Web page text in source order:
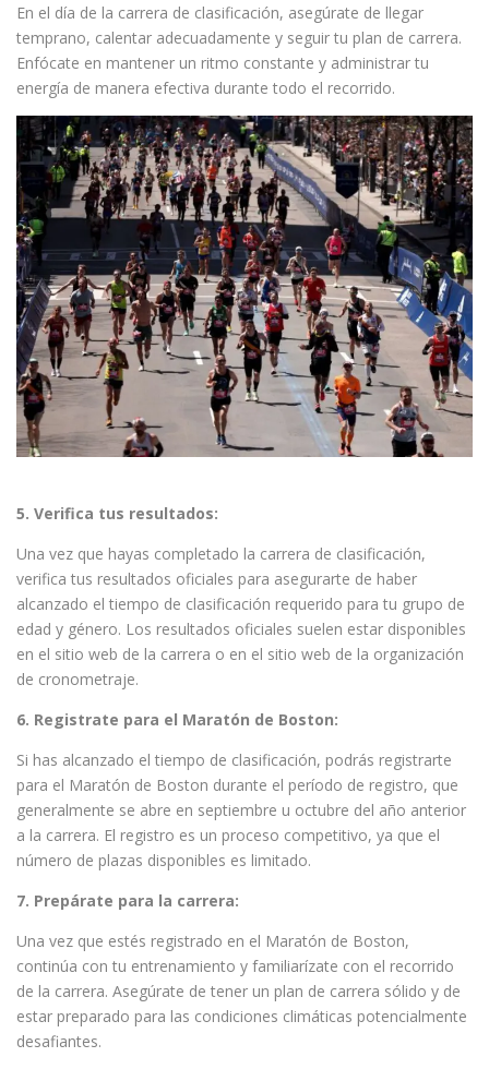
En el día de la carrera de clasificación, asegúrate de llegar
temprano, calentar adecuadamente y seguir tu plan de carrera.
Enfócate en mantener un ritmo constante y administrar tu
energía de manera efectiva durante todo el recorrido.
5. Verifica tus resultados:
Una vez que hayas completado la carrera de clasificación,
verifica tus resultados oficiales para asegurarte de haber
alcanzado el tiempo de clasificación requerido para tu grupo de
edad y género. Los resultados oficiales suelen estar disponibles
en el sitio web de la carrera o en el sitio web de la organización
de cronometraje.
6. Registrate para el Maratón de Boston:
Si has alcanzado el tiempo de clasificación, podrás registrarte
para el Maratón de Boston durante el período de registro, que
generalmente se abre en septiembre u octubre del año anterior
a la carrera. El registro es un proceso competitivo, ya que el
número de plazas disponibles es limitado.
7. Prepárate para la carrera:
Una vez que estés registrado en el Maratón de Boston,
continúa con tu entrenamiento y familiarízate con el recorrido
de la carrera. Asegúrate de tener un plan de carrera sólido y de
estar preparado para las condiciones climáticas potencialmente
desafiantes.